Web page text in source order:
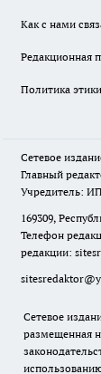
Как с нами
Редакционная
Политика этики
Сетевое
Главный
Учредитель:
169309,
Телефон
редакции:
Сетевое
размещенная